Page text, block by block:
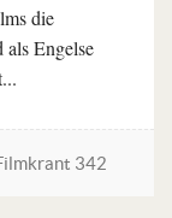
die
Engelse
342